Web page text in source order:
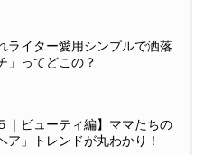
ライター愛用シンプルで洒落
」ってどこの？
｜ビューティ編】ママたちの
ア」トレンドが丸わかり！